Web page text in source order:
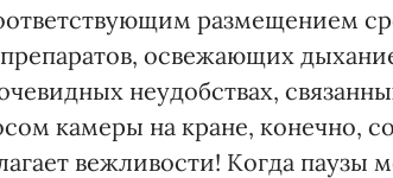
размещением
освежающих
неудобствах,
камеры на кране, конечно,
вежливости! Когда паузы